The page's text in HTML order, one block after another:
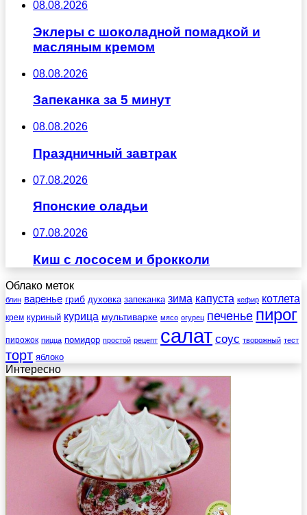
08.08.2026
Эклеры с шоколадной помадкой и
масляным кремом
08.08.2026
Запеканка за 5 минут
08.08.2026
Праздничный завтрак
07.08.2026
Японские оладьи
07.08.2026
Киш с лососем и брокколи
Облако меток
блин варенье гриб духовка запеканка зима капуста кефир котлета
крем куриный курица мультиварке мясо огурец печенье пирог
пирожок пицца помидор простой рецепт салат соус творожный тест
торт яблоко
Интересно